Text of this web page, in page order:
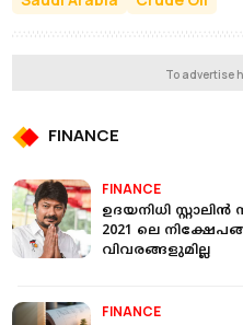
To advertise
FINANCE
FINANCE
ഉദയനിധി
2021 ലെ
വിവരങ്ങളുമില്ല
FINANCE